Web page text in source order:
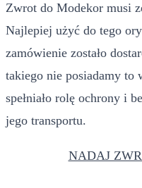
Zwrot do Modekor musi
Najlepiej użyć do tego
zamówienie zostało
takiego nie posiadamy to
spełniało rolę ochrony i
jego transportu.
NADAJ